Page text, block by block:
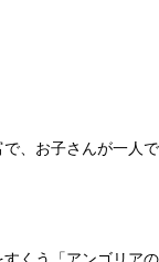
、お子さんが一人